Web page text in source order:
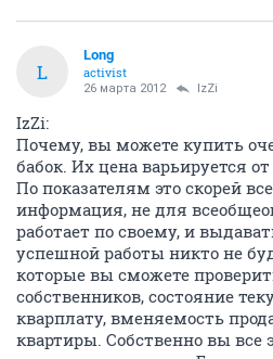
L
Long
activist
26 марта 2012 IzZi
IzZi:
Почему, вы можете купить
бабок. Их цена варьируется
По показателям это скорей
информация, не для
работает по своему, и
успешной работы никто не
которые вы сможете
собственников, состояние
кварплату, вменяемость
квартиры. Собственно вы